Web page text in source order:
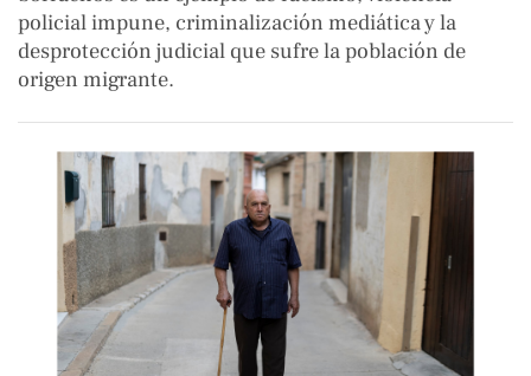
policial impune, criminalización mediática y la
desprotección judicial que sufre la población de
origen migrante.